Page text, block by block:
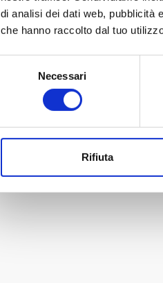
di analisi dei dati web, pubblicità
che hanno raccolto dal tuo
Necessari
Rifiuta